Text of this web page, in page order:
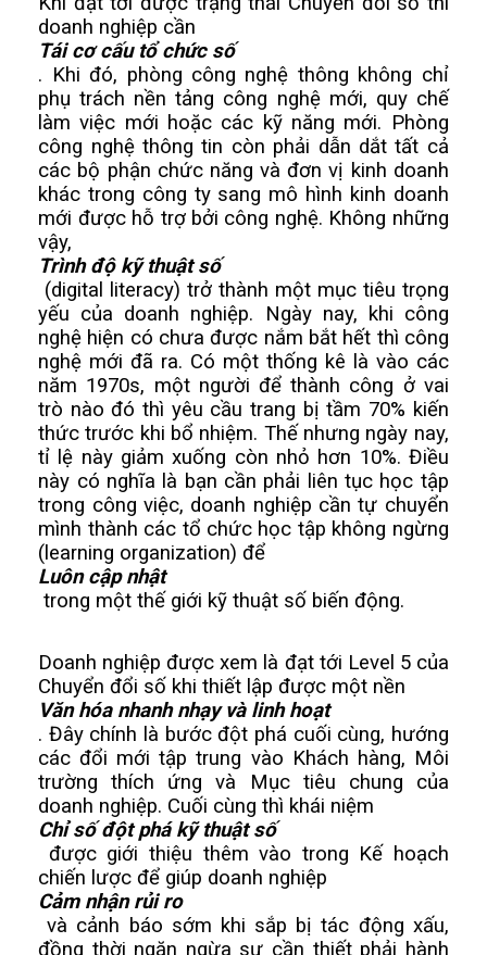
doanh nghiệp cần
Tái cơ cấu tổ chức số
. Khi đó, phòng công nghệ thông không chỉ
phụ trách nền tảng công nghệ mới, quy chế
làm việc mới hoặc các kỹ năng mới. Phòng
công nghệ thông tin còn phải dẫn dắt tất cả
các bộ phận chức năng và đơn vị kinh doanh
khác trong công ty sang mô hình kinh doanh
mới được hỗ trợ bởi công nghệ. Không những
vậy,
Trình độ kỹ thuật số
yếu của doanh nghiệp. Ngày nay, khi công
nghệ hiện có chưa được nắm bắt hết thì công
nghệ mới đã ra. Có một thống kê là vào các
năm 1970s, một người để thành công ở vai
trò nào đó thì yêu cầu trang bị tầm 70% kiến
thức trước khi bổ nhiệm. Thế nhưng ngày nay,
tỉ lệ này giảm xuống còn nhỏ hơn 10%. Điều
này có nghĩa là bạn cần phải liên tục học tập
trong công việc, doanh nghiệp cần tự chuyển
mình thành các tổ chức học tập không ngừng
(learning organization) để
Luôn cập nhật
trong một thế giới kỹ thuật số biến động.
Doanh nghiệp được xem là đạt tới Level 5 của
Chuyển đổi số khi thiết lập được một nền
Văn hóa nhanh nhạy và linh hoạt
. Đây chính là bước đột phá cuối cùng, hướng
các đổi mới tập trung vào Khách hàng, Môi
trường thích ứng và Mục tiêu chung của
doanh nghiệp. Cuối cùng thì khái niệm
Chỉ số đột phá kỹ thuật số
chiến lược để giúp doanh nghiệp
Cảm nhận rủi ro
và cảnh báo sớm khi sắp bị tác động xấu,
đồng thời ngăn ngừa sự cần thiết phải hành